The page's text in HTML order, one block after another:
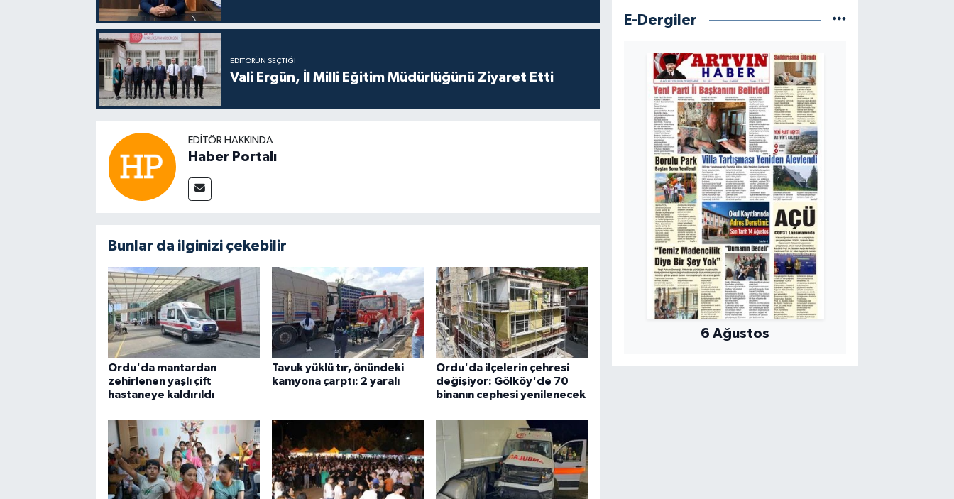
EDITÖRÜN SEÇTIĞI
Vali Ergün, İl Milli Eğitim Müdürlüğünü Ziyaret Etti
EDITÖR HAKKINDA
Haber Portalı
Bunlar da ilginizi çekebilir
Ordu'da mantardan
zehirlenen yaşlı çift
hastaneye kaldırıldı
Tavuk yüklü tır, önündeki
kamyona çarptı: 2 yaralı
Ordu'da ilçelerin çehresi
değişiyor: Gölköy'de 70
binanın cephesi yenilenecek
E-Dergiler
6 Ağustos